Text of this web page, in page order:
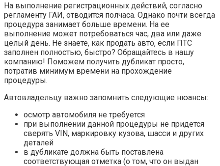
На выполнение регистрационных действий, согласно
регламенту ГАИ, отводится полчаса. Однако почти всегда
процедура занимает больше времени. На ее
выполнение может потребоваться час, два или даже
целый день. Не знаете, как продать авто, если ПТС
заполнен полностью, быстро? Обращайтесь в нашу
компанию! Поможем получить дубликат просто,
потратив минимум времени на прохождение
процедуры.
Автовладельцу важно запомнить следующие нюансы:
осмотр автомобиля не требуется
при выполнении данной процедуры не придется
сверять VIN, маркировку кузова, шасси и других
деталей
в дубликате должна быть поставлена
соответствующая отметка (о том, что он выдан